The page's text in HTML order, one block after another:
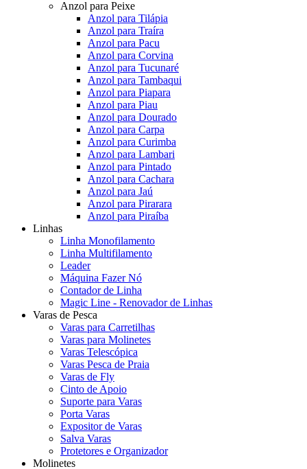
Anzol para Peixe
Anzol para Tilápia
Anzol para Traíra
Anzol para Pacu
Anzol para Corvina
Anzol para Tucunaré
Anzol para Tambaqui
Anzol para Piapara
Anzol para Piau
Anzol para Dourado
Anzol para Carpa
Anzol para Curimba
Anzol para Lambari
Anzol para Pintado
Anzol para Cachara
Anzol para Jaú
Anzol para Pirarara
Anzol para Piraíba
Linhas
Linha Monofilamento
Linha Multifilamento
Leader
Máquina Fazer Nó
Contador de Linha
Magic Line - Renovador de Linhas
Varas de Pesca
Varas para Carretilhas
Varas para Molinetes
Varas Telescópica
Varas Pesca de Praia
Varas de Fly
Cinto de Apoio
Suporte para Varas
Porta Varas
Expositor de Varas
Salva Varas
Protetores e Organizador
Molinetes